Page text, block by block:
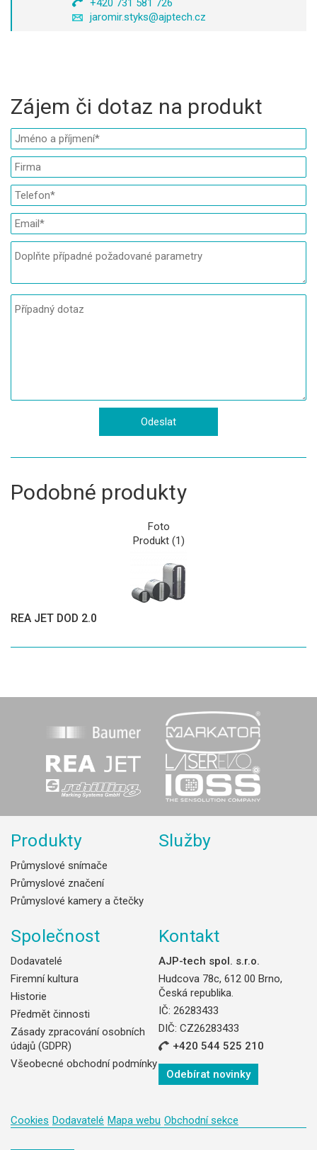
+420 731 581 726
jaromir.styks@ajptech.cz
Zájem či dotaz na produkt
Podobné produkty
Foto
Produkt (1)
REA JET DOD 2.0
Produkty
Průmyslové snímače
Průmyslové značení
Průmyslové kamery a čtečky
Služby
Společnost
Dodavatelé
Firemní kultura
Historie
Předmět činnosti
Zásady zpracování osobních
údajů (GDPR)
Všeobecné obchodní podmínky
Kontakt
AJP-tech spol. s.r.o.
Hudcova 78c, 612 00 Brno,
Česká republika.
IČ: 26283433
DIČ: CZ26283433
+420 544 525 210
Odebírat novinky
Cookies Dodavatelé Mapa webu Obchodní sekce